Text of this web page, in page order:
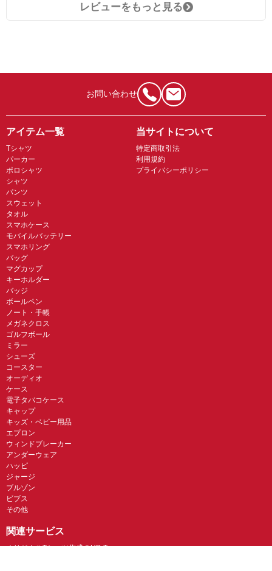
レビューをもっと見る
お問い合わせ
アイテム一覧
Tシャツ
パーカー
ポロシャツ
シャツ
パンツ
スウェット
タオル
スマホケース
モバイルバッテリー
スマホリング
バッグ
マグカップ
キーホルダー
バッジ
ボールペン
ノート・手帳
メガネクロス
ゴルフボール
ミラー
シューズ
コースター
オーディオ
ケース
電子タバコケース
キャップ
キッズ・ベビー用品
エプロン
ウィンドブレーカー
アンダーウェア
ハッピ
ジャージ
ブルゾン
ビブス
その他
当サイトについて
特定商取引法
利用規約
プライバシーポリシー
関連サービス
オリジナルTシャツ作成のUP-T